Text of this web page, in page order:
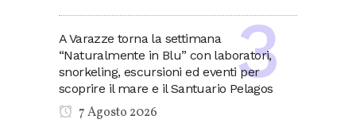
A Varazze torna la settimana
“Naturalmente in Blu” con laboratori,
snorkeling, escursioni ed eventi per
scoprire il mare e il Santuario Pelagos
7 Agosto 2026